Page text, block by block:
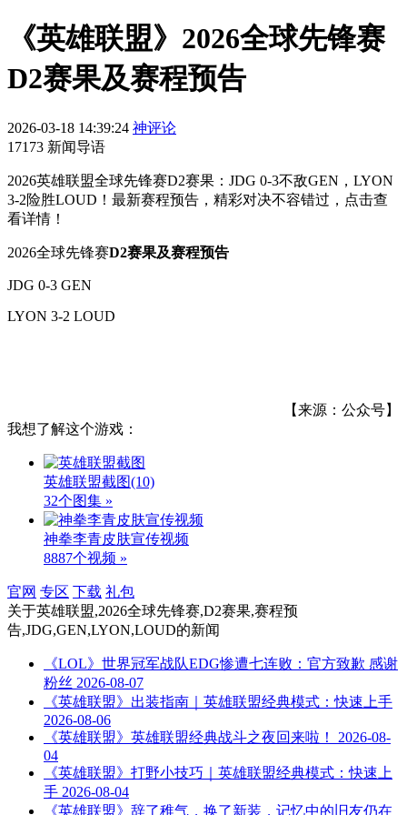
《英雄联盟》2026全球先锋赛
D2赛果及赛程预告
2026-03-18 14:39:24 神评论
17173 新闻导语
2026英雄联盟全球先锋赛D2赛果：JDG 0-3不敌GEN，LYON
3-2险胜LOUD！最新赛程预告，精彩对决不容错过，点击查
看详情！
2026全球先锋赛D2赛果及赛程预告
JDG 0-3 GEN
LYON 3-2 LOUD
【来源：公众号】
我想了解这个游戏：
英雄联盟截图(10)
32个图集 »
神拳李青皮肤宣传视频
8887个视频 »
官网 专区 下载 礼包
关于英雄联盟,2026全球先锋赛,D2赛果,赛程预
告,JDG,GEN,LYON,LOUD的新闻
《LOL》世界冠军战队EDG惨遭七连败：官方致歉 感谢
粉丝 2026-08-07
《英雄联盟》出装指南｜英雄联盟经典模式：快速上手
2026-08-06
《英雄联盟》英雄联盟经典战斗之夜回来啦！
2026-08-
04
《英雄联盟》打野小技巧｜英雄联盟经典模式：快速上
手 2026-08-04
《英雄联盟》辞了稚气，换了新装，记忆中的旧友仍在